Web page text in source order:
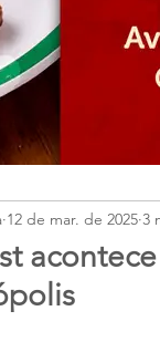
12 de mar. de 2025 3